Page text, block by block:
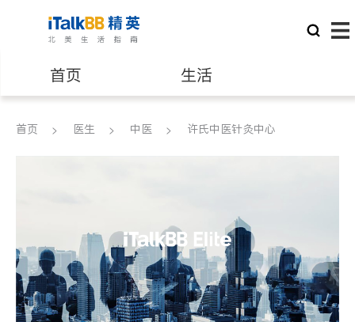
首页 生活
医生 律师
养老 非盈利组织
首页 医生 中医 许氏中医针灸中心